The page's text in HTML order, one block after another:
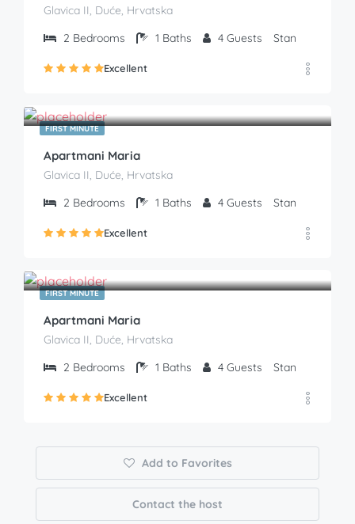
Glavica II, Duće, Hrvatska
2 Bedrooms 1 Baths 4 Guests Stan
Excellent
FIRST MINUTE
Apartmani Maria
Glavica II, Duće, Hrvatska
2 Bedrooms 1 Baths 4 Guests Stan
Excellent
FIRST MINUTE
Apartmani Maria
Glavica II, Duće, Hrvatska
2 Bedrooms 1 Baths 4 Guests Stan
Excellent
Add to Favorites
Contact the host